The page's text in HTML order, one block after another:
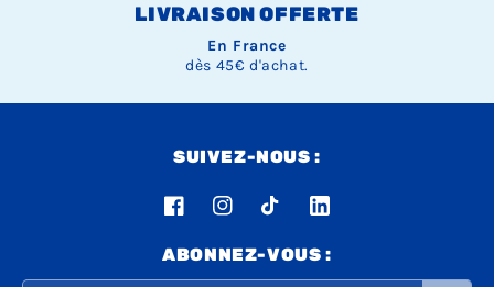
LIVRAISON OFFERTE
En France
dès 45€ d'achat.
SUIVEZ-NOUS :
FacebookInstagramTikTok LinkedIn
ABONNEZ-VOUS :